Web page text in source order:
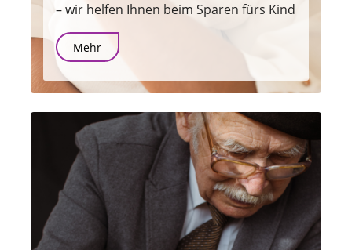
– wir helfen Ihnen beim Sparen fürs Kind
Mehr